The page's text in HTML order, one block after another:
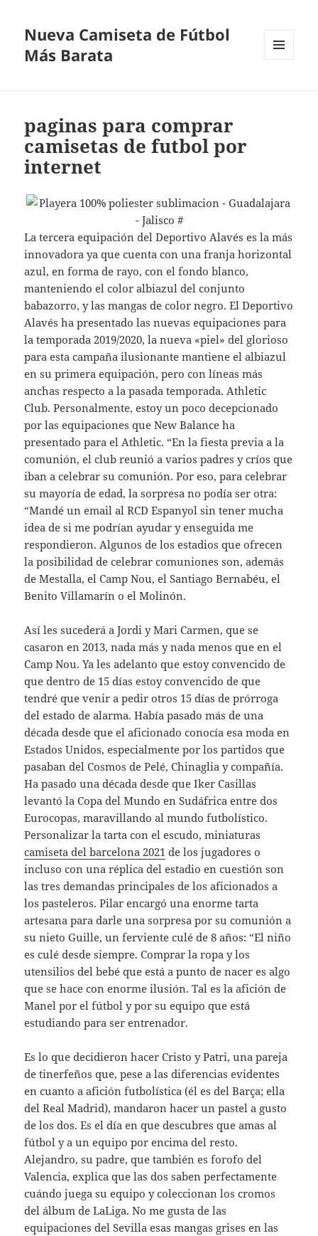
Nueva Camiseta de Fútbol
Más Barata
paginas para comprar
camisetas de futbol por
internet
La tercera equipación del Deportivo Alavés es la más
innovadora ya que cuenta con una franja horizontal
azul, en forma de rayo, con el fondo blanco,
manteniendo el color albiazul del conjunto
babazorro, y las mangas de color negro. El Deportivo
Alavés ha presentado las nuevas equipaciones para
la temporada 2019/2020, la nueva «piel» del glorioso
para esta campaña ilusionante mantiene el albiazul
en su primera equipación, pero con líneas más
anchas respecto a la pasada temporada. Athletic
Club. Personalmente, estoy un poco decepcionado
por las equipaciones que New Balance ha
presentado para el Athletic. “En la fiesta previa a la
comunión, el club reunió a varios padres y críos que
iban a celebrar su comunión. Por eso, para celebrar
su mayoría de edad, la sorpresa no podía ser otra:
“Mandé un email al RCD Espanyol sin tener mucha
idea de si me podrían ayudar y enseguida me
respondieron. Algunos de los estadios que ofrecen
la posibilidad de celebrar comuniones son, además
de Mestalla, el Camp Nou, el Santiago Bernabéu, el
Benito Villamarín o el Molinón.
Así les sucederá a Jordi y Mari Carmen, que se
casaron en 2013, nada más y nada menos que en el
Camp Nou. Ya les adelanto que estoy convencido de
que dentro de 15 días estoy convencido de que
tendré que venir a pedir otros 15 días de prórroga
del estado de alarma. Había pasado más de una
década desde que el aficionado conocía esa moda en
Estados Unidos, especialmente por los partidos que
pasaban del Cosmos de Pelé, Chinaglia y compañía.
Ha pasado una década desde que Iker Casillas
levantó la Copa del Mundo en Sudáfrica entre dos
Eurocopas, maravillando al mundo futbolístico.
Personalizar la tarta con el escudo, miniaturas
camiseta del barcelona 2021 de los jugadores o
incluso con una réplica del estadio en cuestión son
las tres demandas principales de los aficionados a
los pasteleros. Pilar encargó una enorme tarta
artesana para darle una sorpresa por su comunión a
su nieto Guille, un ferviente culé de 8 años: “El niño
es culé desde siempre. Comprar la ropa y los
utensilios del bebé que está a punto de nacer es algo
que se hace con enorme ilusión. Tal es la afición de
Manel por el fútbol y por su equipo que está
estudiando para ser entrenador.
Es lo que decidieron hacer Cristo y Patri, una pareja
de tinerfeños que, pese a las diferencias evidentes
en cuanto a afición futbolística (él es del Barça; ella
del Real Madrid), mandaron hacer un pastel a gusto
de los dos. Es el día en que descubres que amas al
fútbol y a un equipo por encima del resto.
Alejandro, su padre, que también es forofo del
Valencia, explica que las dos saben perfectamente
cuándo juega su equipo y coleccionan los cromos
del álbum de LaLiga. No me gusta de las
equipaciones del Sevilla esas mangas grises en las